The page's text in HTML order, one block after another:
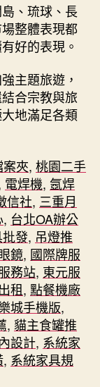
、琉球、長
整體表現都
好的表現。
主題旅遊，
合宗教與旅
地滿足各類
案夾, 桃園二手
電焊機, 氬焊
信社, 三重月
, 台北OA辦公
發, 吊燈推
鏡, 國際牌服
務站, 東元服
租, 點餐機廠
城手機版,
, 貓主食罐推
設計, 系統家
, 系統家具規